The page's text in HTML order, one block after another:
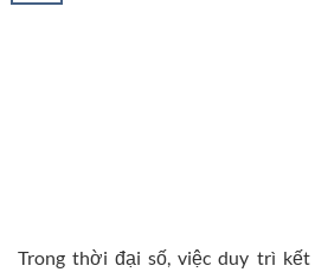
Trong thời đại số, việc duy trì